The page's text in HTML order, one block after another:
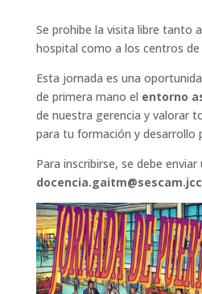
Se prohibe la visita libre tanto
hospital como a los centros de
Esta jornada es una
de primera mano el entorno
de nuestra gerencia y valorar
para tu formación y desarrollo
Para inscribirse, se debe